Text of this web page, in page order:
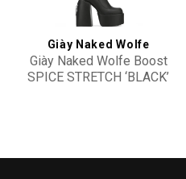
Giày Naked Wolfe
Giày Naked Wolfe Boost
SPICE STRETCH ‘BLACK’